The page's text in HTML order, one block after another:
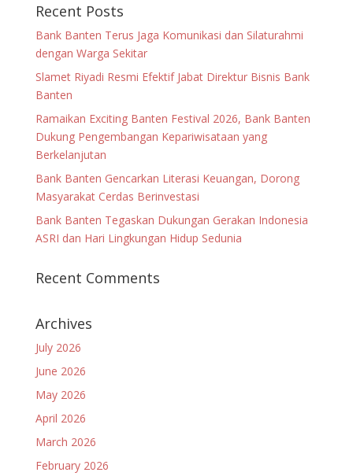
Recent Posts
Bank Banten Terus Jaga Komunikasi dan Silaturahmi
dengan Warga Sekitar
Slamet Riyadi Resmi Efektif Jabat Direktur Bisnis Bank
Banten
Ramaikan Exciting Banten Festival 2026, Bank Banten
Dukung Pengembangan Kepariwisataan yang
Berkelanjutan
Bank Banten Gencarkan Literasi Keuangan, Dorong
Masyarakat Cerdas Berinvestasi
Bank Banten Tegaskan Dukungan Gerakan Indonesia
ASRI dan Hari Lingkungan Hidup Sedunia
Recent Comments
Archives
July 2026
June 2026
May 2026
April 2026
March 2026
February 2026